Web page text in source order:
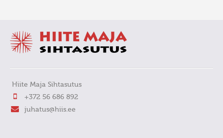
Hiite Maja Sihtasutus
+372 56 686 892
juhatus@hiis.ee